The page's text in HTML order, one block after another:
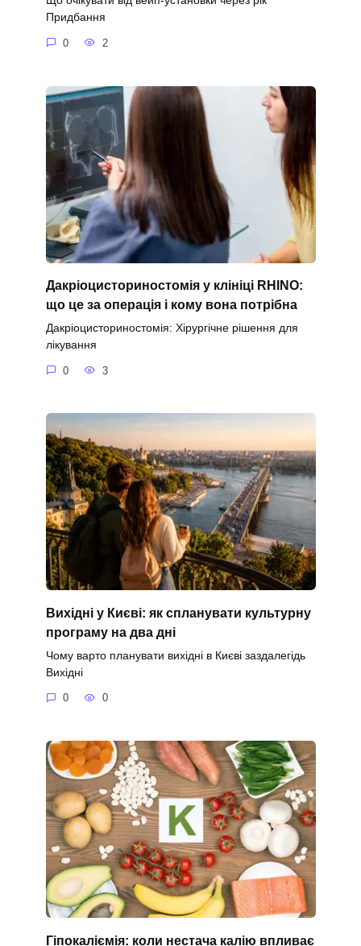
Придбання
0 2
Дакріоцисториностомія у клініці RHINO:
що це за операція і кому вона потрібна
Дакріоцисториностомія: Хірургічне рішення для
лікування
0 3
Вихідні у Києві: як спланувати культурну
програму на два дні
Чому варто планувати вихідні в Києві заздалегідь
Вихідні
0 0
Гіпокаліємія: коли нестача калію впливає